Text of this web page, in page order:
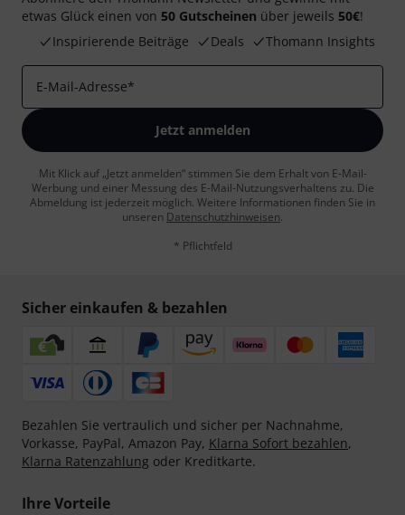
etwas Glück einen von 50 Gutscheinen über jeweils 50€!
Inspirierende Beiträge
Deals Thomann Insights
E-Mail-Adresse*
Jetzt anmelden
Mit Klick auf „Jetzt anmelden“ stimmen Sie dem Erhalt von E-Mail-
Werbung und einer Messung des E-Mail-Nutzungsverhaltens zu. Die
Abmeldung ist jederzeit möglich. Weitere Informationen finden Sie in
unseren Datenschutzhinweisen.
* Pflichtfeld
Sicher einkaufen & bezahlen
Bezahlen Sie vertraulich und sicher per Nachnahme,
Vorkasse, PayPal, Amazon Pay, Klarna Sofort bezahlen,
Klarna Ratenzahlung oder Kreditkarte.
Ihre Vorteile